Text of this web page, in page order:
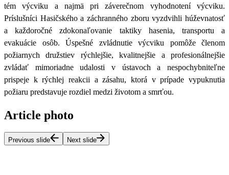
tém výcviku a najmä pri záverečnom vyhodnotení výcviku.
Príslušníci Hasičského a záchranného zboru vyzdvihli húževnatosť
a každoročné zdokonaľovanie taktiky hasenia, transportu a
evakuácie osôb. Úspešné zvládnutie výcviku pomôže členom
požiarnych družstiev rýchlejšie, kvalitnejšie a profesionálnejšie
zvládať mimoriadne udalosti v ústavoch a nespochybniteľne
prispeje k rýchlej reakcii a zásahu, ktorá v prípade vypuknutia
požiaru predstavuje rozdiel medzi životom a smrťou.
Article photo
Previous slide Next slide